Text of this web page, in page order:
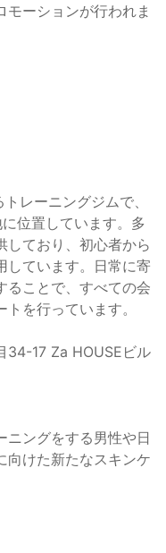
モーションが行われま
レーニングジムで、
位置しています。多
しており、初心者から
しています。日常に寄
ることで、すべての会
を行っています。
34-17 Za HOUSEビル
ニングをする男性や日
向けた新たなスキンケ